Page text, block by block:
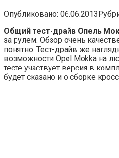
Опубликовано: 06.06.2013
Общий тест-драйв Опель
за рулем. Обзор очень
понятно. Тест-драйв же
возможности Opel Mokka на
тесте участвует версия в
будет сказано и о сборке